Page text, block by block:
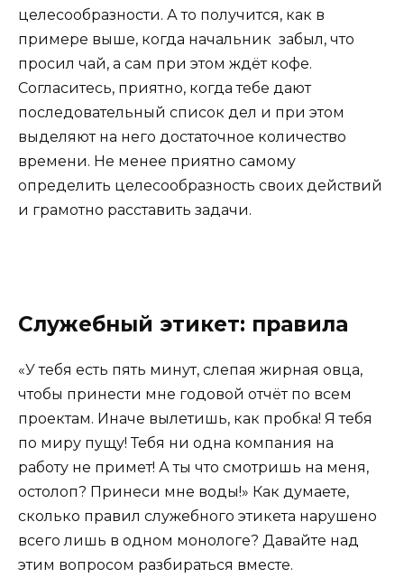
целесообразности. А то получится, как в
примере выше, когда начальник забыл, что
просил чай, а сам при этом ждёт кофе.
Согласитесь, приятно, когда тебе дают
последовательный список дел и при этом
выделяют на него достаточное количество
времени. Не менее приятно самому
определить целесообразность своих действий
и грамотно расставить задачи.
Служебный этикет: правила
«У тебя есть пять минут, слепая жирная овца,
чтобы принести мне годовой отчёт по всем
проектам. Иначе вылетишь, как пробка! Я тебя
по миру пущу! Тебя ни одна компания на
работу не примет! А ты что смотришь на меня,
остолоп? Принеси мне воды!» Как думаете,
сколько правил служебного этикета нарушено
всего лишь в одном монологе? Давайте над
этим вопросом разбираться вместе.